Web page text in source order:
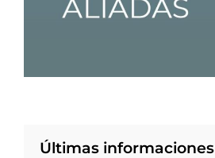
Últimas informaciones